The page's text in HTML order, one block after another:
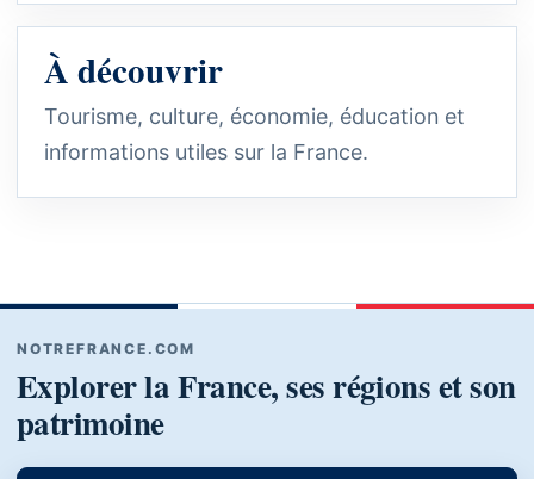
À découvrir
Tourisme, culture, économie, éducation et
informations utiles sur la France.
NOTREFRANCE.COM
Explorer la France, ses régions et son
patrimoine